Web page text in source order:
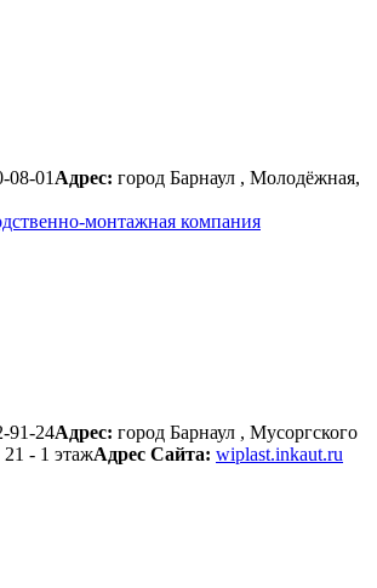
08-01 Адрес: город Барнаул , Молодёжная,
монтажная компания
91-24Адрес: город Барнаул , Мусоргского
- 1 этажАдрес Сайта: wiplast.inkaut.ru